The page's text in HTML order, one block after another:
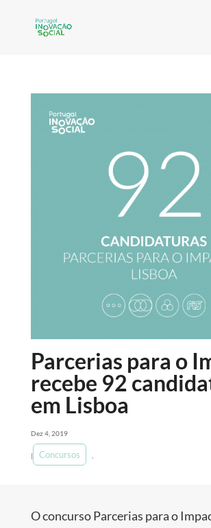
Parcerias para o
recebe 92
em Lisboa
Dez 4, 2019
| Concursos
O concurso Parcerias para o